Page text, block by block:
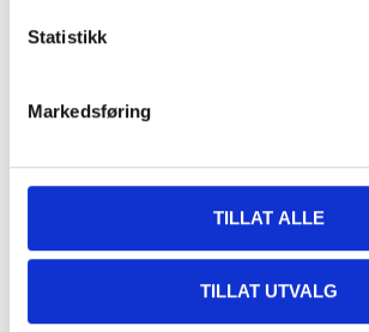
Statistikk
Markedsføring
TILLAT ALLE
TILLAT UTVALG